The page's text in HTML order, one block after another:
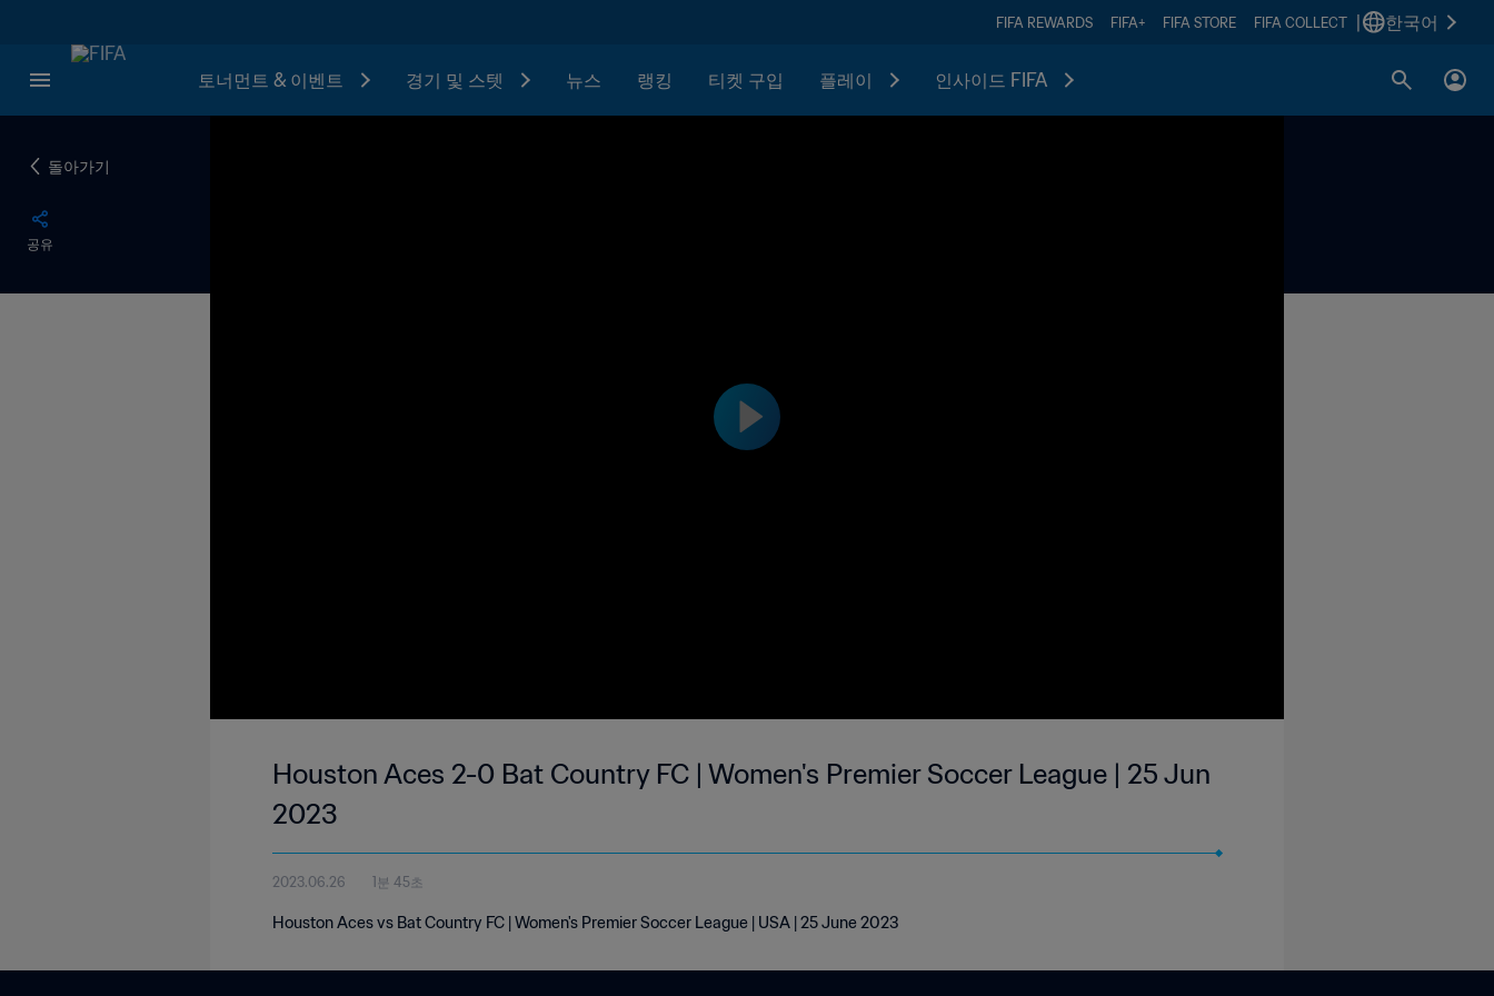
FIFA REWARDS FIFA+ FIFA STORE FIFA COLLECT 한국어
토너먼트 & 이벤트 경기 및 스텟 뉴스 랭킹 티켓 구입 플레이 인사이드 FIFA
돌아가기
공유
Houston Aces 2-0 Bat Country FC | Women's Premier Soccer League | 25 Jun
2023
2023.06.26 1분 45초
Houston Aces vs Bat Country FC | Women's Premier Soccer League | USA | 25 June 2023